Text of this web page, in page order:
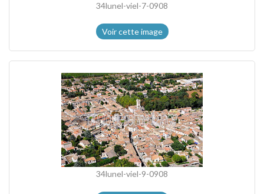
34lunel-viel-7-0908
Voir cette image
34lunel-viel-9-0908